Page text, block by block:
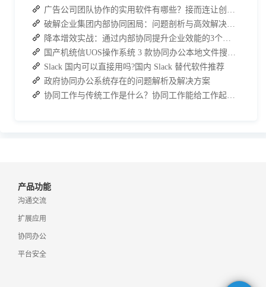
Slack 国内可以直接用吗?国内 Slack 替代软件推荐
政府协同办公系统存在的问题解析及解决方案
产品功能
沟通交流
扩展应用
协同办公
平台安全